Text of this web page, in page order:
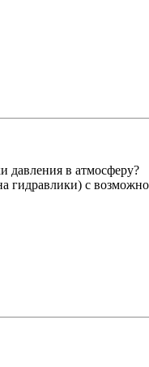
давления в атмосферу?
гидравлики) с